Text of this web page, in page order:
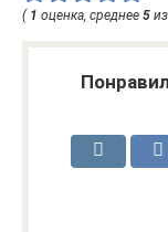
( 1 оценка, среднее 5 из